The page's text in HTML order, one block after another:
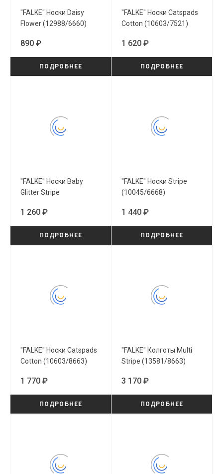
"FALKE" Носки Daisy
Flower (12988/6660)
890 ₽
ПОДРОБНЕЕ
"FALKE" Носки Catspads
Cotton (10603/7521)
1 620 ₽
ПОДРОБНЕЕ
"FALKE" Носки Baby
Glitter Stripe
1 260 ₽
ПОДРОБНЕЕ
"FALKE" Носки Stripe
(10045/6668)
1 440 ₽
ПОДРОБНЕЕ
"FALKE" Носки Catspads
Cotton (10603/8663)
1 770 ₽
ПОДРОБНЕЕ
"FALKE" Колготы Multi
Stripe (13581/8663)
3 170 ₽
ПОДРОБНЕЕ